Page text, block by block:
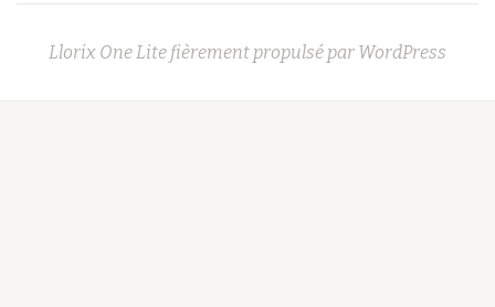
Llorix One Lite fièrement propulsé par WordPress